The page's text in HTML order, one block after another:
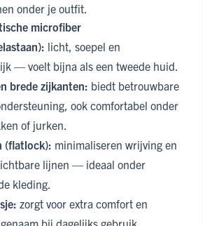
onder je outfit.
microfiber
licht, soepel en
— voelt bijna als een tweede huid.
brede zijkanten: biedt betrouwbare
ook comfortabel onder
of jurken.
(flatlock): minimaliseren wrijving en
lijnen — ideaal onder
kleding.
zorgt voor extra comfort en